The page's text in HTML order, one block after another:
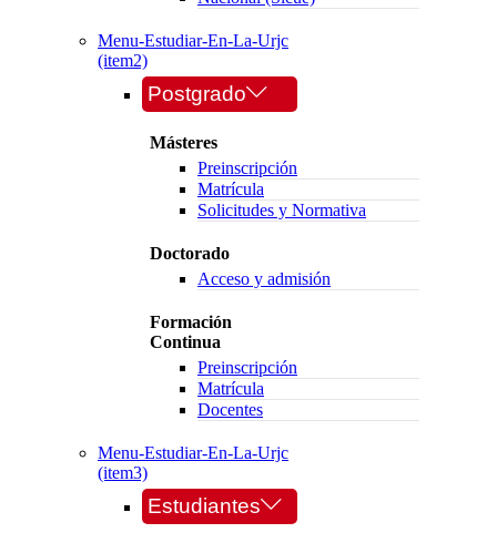
Menu-Estudiar-En-La-Urjc
(item2)
Postgrado
Másteres
Preinscripción
Matrícula
Solicitudes y Normativa
Doctorado
Acceso y admisión
Formación
Continua
Preinscripción
Matrícula
Docentes
Menu-Estudiar-En-La-Urjc
(item3)
Estudiantes